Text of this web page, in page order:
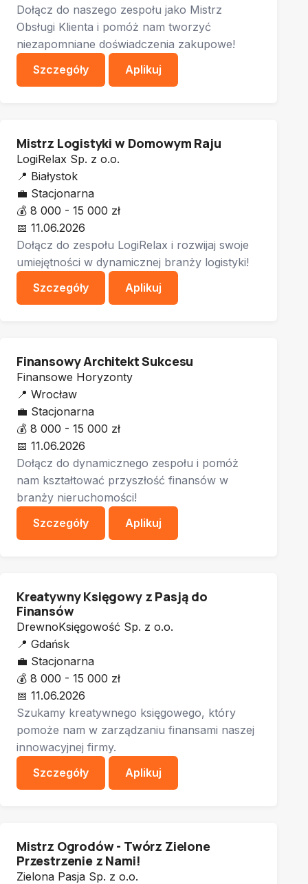
Dołącz do naszego zespołu jako Mistrz
Obsługi Klienta i pomóż nam tworzyć
niezapomniane doświadczenia zakupowe!
Szczegóły
Aplikuj
Mistrz Logistyki w Domowym Raju
LogiRelax Sp. z o.o.
📍 Białystok
💼 Stacjonarna
💰 8 000 - 15 000 zł
📅 11.06.2026
Dołącz do zespołu LogiRelax i rozwijaj swoje
umiejętności w dynamicznej branży logistyki!
Szczegóły
Aplikuj
Finansowy Architekt Sukcesu
Finansowe Horyzonty
📍 Wrocław
💼 Stacjonarna
💰 8 000 - 15 000 zł
📅 11.06.2026
Dołącz do dynamicznego zespołu i pomóż
nam kształtować przyszłość finansów w
branży nieruchomości!
Szczegóły
Aplikuj
Kreatywny Księgowy z Pasją do
Finansów
DrewnoKsięgowość Sp. z o.o.
📍 Gdańsk
💼 Stacjonarna
💰 8 000 - 15 000 zł
📅 11.06.2026
Szukamy kreatywnego księgowego, który
pomoże nam w zarządzaniu finansami naszej
innowacyjnej firmy.
Szczegóły
Aplikuj
Mistrz Ogrodów - Twórz Zielone
Przestrzenie z Nami!
Zielona Pasja Sp. z o.o.